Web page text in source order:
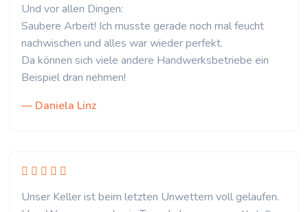
Und vor allen Dingen:
Saubere Arbeit! Ich musste gerade noch mal feucht
nachwischen und alles war wieder perfekt.
Da können sich viele andere Handwerksbetriebe ein
Beispiel dran nehmen!
— Daniela Linz
Unser Keller ist beim letzten Unwettern voll gelaufen.